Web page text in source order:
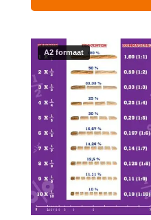
A2 formaat